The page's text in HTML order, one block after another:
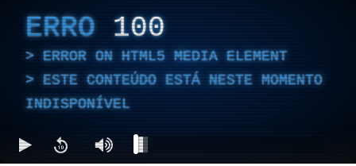
ERRO 100
ERROR ON HTML5 MEDIA ELEMENT
ESTE CONTEÚDO ESTÁ NESTE MOMENTO
INDISPONÍVEL